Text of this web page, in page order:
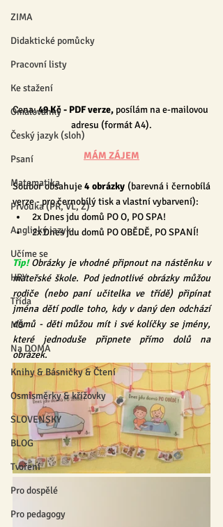
ZIMA
Didaktické pomůcky
Pracovní listy
Ke stažení
Omalovánky
Český jazyk (sloh)
Psaní
Matematika
Prvouka (PŘ, VL, Z)
Anglický jazyk
Učíme se
HRY
Třída
MŠ
Na DOMA
Knihy & Básničky & Čtení
Osmisměrky & křížovky
SLOVENSKY
BLOG
Tvoření
Pro dospělé
Pro pedagogy
Cena: 49 Kč - PDF verze, posílám na e-mailovou
adresu (formát A4).
MÁM ZÁJEM
Soubor obsahuje 4 obrázky (barevná i černobílá
verze - pro černobílý tisk a vlastní vybarvení):
2x Dnes jdu domů PO O, PO SPA!
2x Dnes jdu domů PO OBĚDĚ, PO SPANÍ!
Tip! Obrázky je vhodné připnout na nástěnku v
mateřské škole. Pod jednotlivé obrázky můžou
rodiče (nebo paní učitelka ve třídě) připínat
jména dětí podle toho, kdy v daný den odchází
domů - děti můžou mít i své kolíčky se jmény,
které jednoduše připnete přímo dolů na
obrázek.